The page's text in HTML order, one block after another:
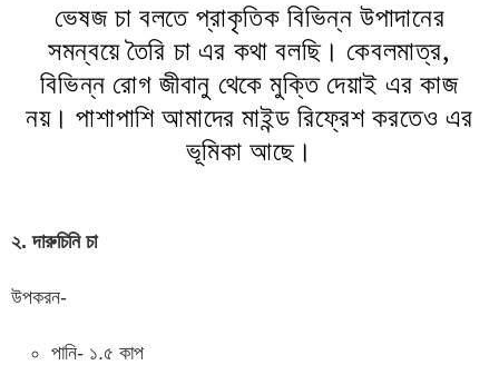
ভেষজ চা বলতে প্রাকৃতিক বিভিন্ন উপাদানের
সমন্বয়ে তৈরি চা এর কথা বলছি। কেবলমাত্র,
বিভিন্ন রোগ জীবানু থেকে মুক্তি দেয়াই এর কাজ
নয়। পাশাপাশি আমাদের মাইন্ড রিফ্রেশ করতেও এর
ভূমিকা আছে।
২. দারুচিনি চা
উপকরন-
পানি- ১.৫ কাপ